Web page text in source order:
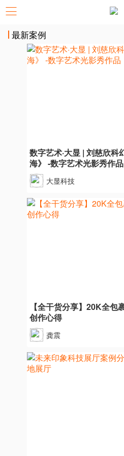
最新案例
数字艺术·大显 | 刘慈欣科
海》 -数字艺术光影秀作品
大显科技
【全干货分享】20K全包
创作心得
龚震